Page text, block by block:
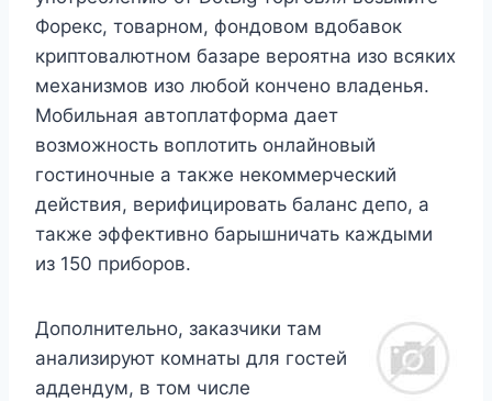
Форекс, товарном, фондовом вдобавок
криптовалютном базаре вероятна изо всяких
механизмов изо любой кончено владенья.
Мобильная автоплатформа дает
возможность воплотить онлайновый
гостиночные а также некоммерческий
действия, верифицировать баланс депо, а
также эффективно барышничать каждыми
из 150 приборов.
Дополнительно, заказчики там
анализируют комнаты для гостей
аддендум, в том числе